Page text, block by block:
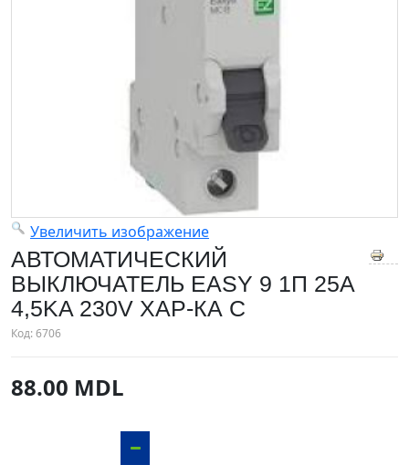
Увеличить изображение
АВТОМАТИЧЕСКИЙ
ВЫКЛЮЧАТЕЛЬ EASY 9 1П 25A
4,5KA 230V ХАР-КА С
Код:6706
88.00 MDL